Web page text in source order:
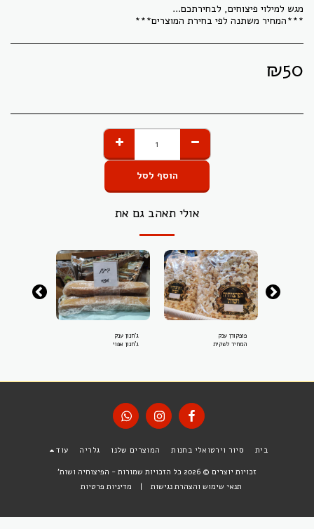
***המחיר משתנה לפי בחירת המוצרים***
₪50
הוסף לסל
אולי תאהב גם את
פופקורן ענק
המחיר לשקית
ג'חנון ענק
ג'חנון אפוי
בית סיור וירטואלי בחנות המוצרים שלנו גלריה עוד
זכויות יוצרים © 2026 כל הזכויות שמורות -
הפיצוחיה ושות'
תנאי שימוש והצהרת נגישות | מדיניות פרטיות